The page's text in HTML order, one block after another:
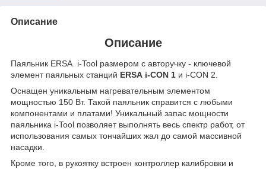
Описание
Описание
Паяльник ERSA i-Tool размером с авторучку - ключевой
элемент паяльных станций ERSA i-CON 1 и i-CON 2.
Оснащен уникальным нагревательным элементом
мощностью 150 Вт. Такой паяльник справится с любыми
компонентами и платами! Уникальный запас мощности
паяльника i-Tool позволяет выполнять весь спектр работ, от
использования самых тончайших жал до самой массивной
насадки.
Кроме того, в рукоятку встроен контроллер калибровки и